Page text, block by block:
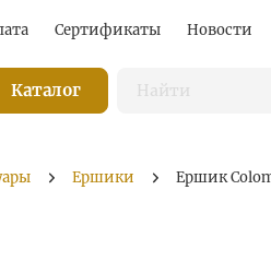
Сертификаты Новости
Каталог
Ершики Ершик